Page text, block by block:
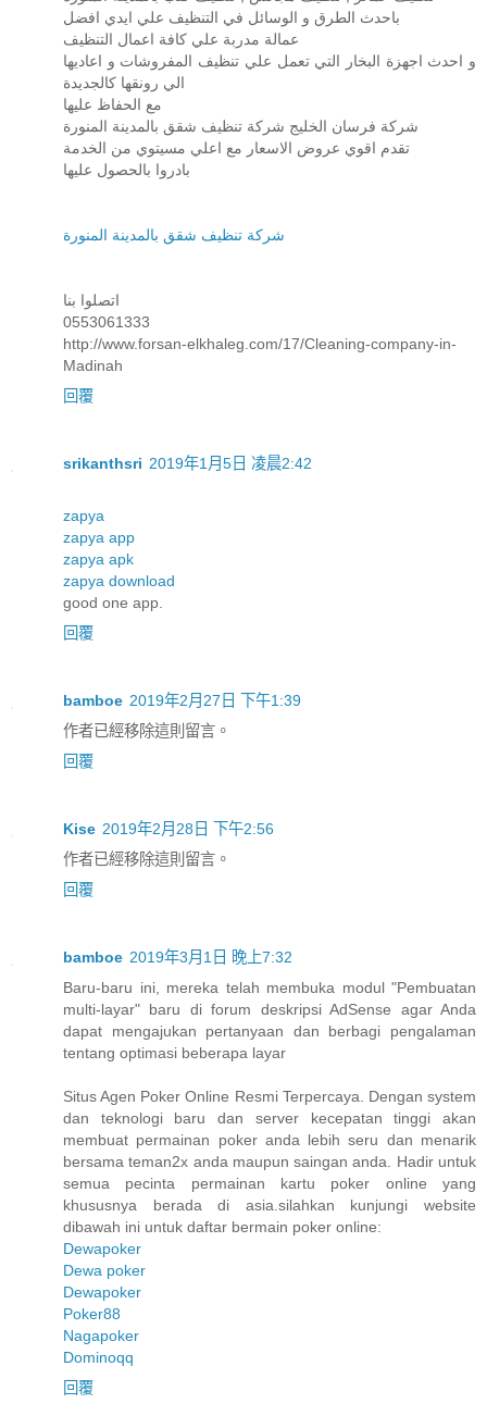
باحدث الطرق و الوسائل في التنظيف علي ايدي افضل
عمالة مدربة علي كافة اعمال التنظيف
و احدث اجهزة البخار التي تعمل علي تنظيف المفروشات و اعاديها
الي رونقها كالجديدة
مع الحفاظ عليها
شركة فرسان الخليج شركة تنظيف شقق بالمدينة المنورة
تقدم اقوي عروض الاسعار مع اعلي مسيتوي من الخدمة
بادروا بالحصول عليها
شركة تنظيف شقق بالمدينة المنورة
اتصلوا بنا
0553061333
http://www.forsan-elkhaleg.com/17/Cleaning-company-in-
Madinah
回覆
srikanthsri 2019年1月5日 凌晨2:42
zapya
zapya app
zapya apk
zapya download
good one app.
回覆
bamboe 2019年2月27日 下午1:39
作者已經移除這則留言。
回覆
Kise 2019年2月28日 下午2:56
作者已經移除這則留言。
回覆
bamboe 2019年3月1日 晚上7:32
Baru-baru ini, mereka telah membuka modul "Pembuatan
multi-layar" baru di forum deskripsi AdSense agar Anda
dapat mengajukan pertanyaan dan berbagi pengalaman
tentang optimasi beberapa layar
Situs Agen Poker Online Resmi Terpercaya. Dengan system
dan teknologi baru dan server kecepatan tinggi akan
membuat permainan poker anda lebih seru dan menarik
bersama teman2x anda maupun saingan anda. Hadir untuk
semua pecinta permainan kartu poker online yang
khususnya berada di asia.silahkan kunjungi website
dibawah ini untuk daftar bermain poker online:
Dewapoker
Dewa poker
Dewapoker
Poker88
Nagapoker
Dominoqq
回覆